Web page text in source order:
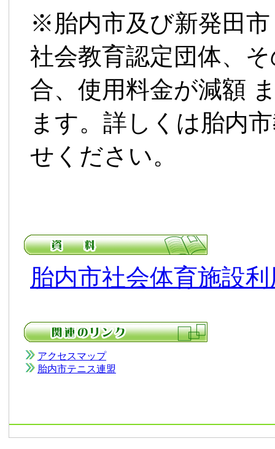
※胎内市及び新発田
社会教育認定団体、
合、使用料金が減額
ます。詳しくは胎内
せください。
胎内市社会体育施設
アクセスマップ
胎内市テニス連盟